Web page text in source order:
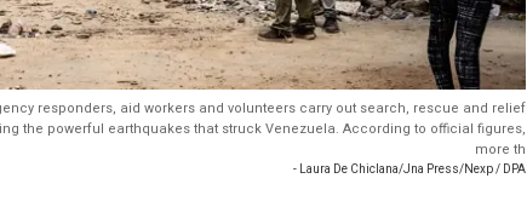
responders, aid workers and volunteers carry out search, rescue and relief
the powerful earthquakes that struck Venezuela. According to official figures,
more th
- Laura De Chiclana/Jna Press/Nexp / DPA